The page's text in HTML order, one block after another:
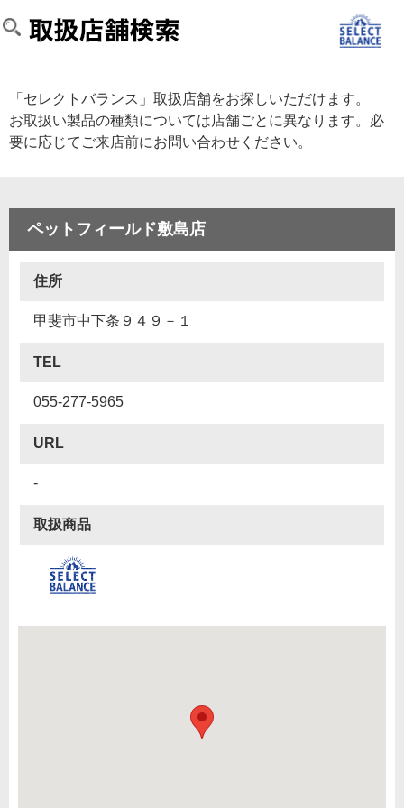
「セレクトバランス」取扱店舗をお探しいただけます。
お取扱い製品の種類については店舗ごとに異なります。必
要に応じてご来店前にお問い合わせください。
ペットフィールド敷島店
住所
甲斐市中下条９４９－１
TEL
055-277-5965
URL
-
取扱商品